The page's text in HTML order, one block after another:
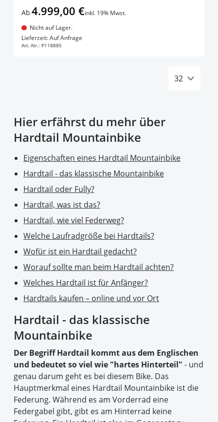
Ab 4.999,00 €inkl. 19% Mwst.
Nicht auf Lager.
Lieferzeit: Auf Anfrage
Art.-Nr.: P118885
In den Warenkorb
Hier erfährst du mehr über
Hardtail Mountainbike
Eigenschaften eines Hardtail Mountainbike
Hardtail - das klassische Mountainbike
Hardtail oder Fully?
Hardtail, was ist das?
Hardtail, wie viel Federweg?
Welche Laufradgröße bei Hardtails?
Wofür ist ein Hardtail gedacht?
Worauf sollte man beim Hardtail achten?
Welches Hardtail ist für Anfänger?
Hardtails kaufen – online und vor Ort
Hardtail - das klassische
Mountainbike
Der Begriff Hardtail kommt aus dem Englischen
und bedeutet so viel wie "hartes Hinterteil" - und
genau darum geht es bei diesem Bike. Das
Hauptmerkmal eines Hardtail Mountainbike ist die
Federung. Während es am Vorderrad eine
Federgabel gibt, gibt es am Hinterrad keine